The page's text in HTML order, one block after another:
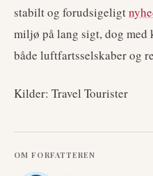
stabilt og forudsigeligt
miljø på lang sigt, dog
både luftfartsselskaber og
Kilder: Travel Tourister
OM FORFATTEREN